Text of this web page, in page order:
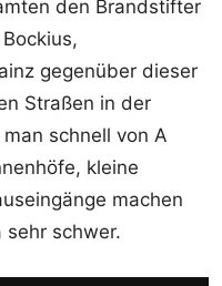
den Brandstifter
gegenüber dieser
Straßen in der
schnell von A
kleine
machen
sehr schwer.